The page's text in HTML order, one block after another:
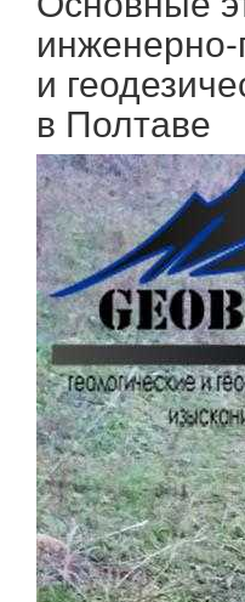
инженерно-
и
в Полтаве